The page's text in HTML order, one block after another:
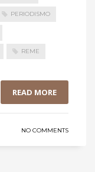
PERIODISMO
REME
READ MORE
NO COMMENTS